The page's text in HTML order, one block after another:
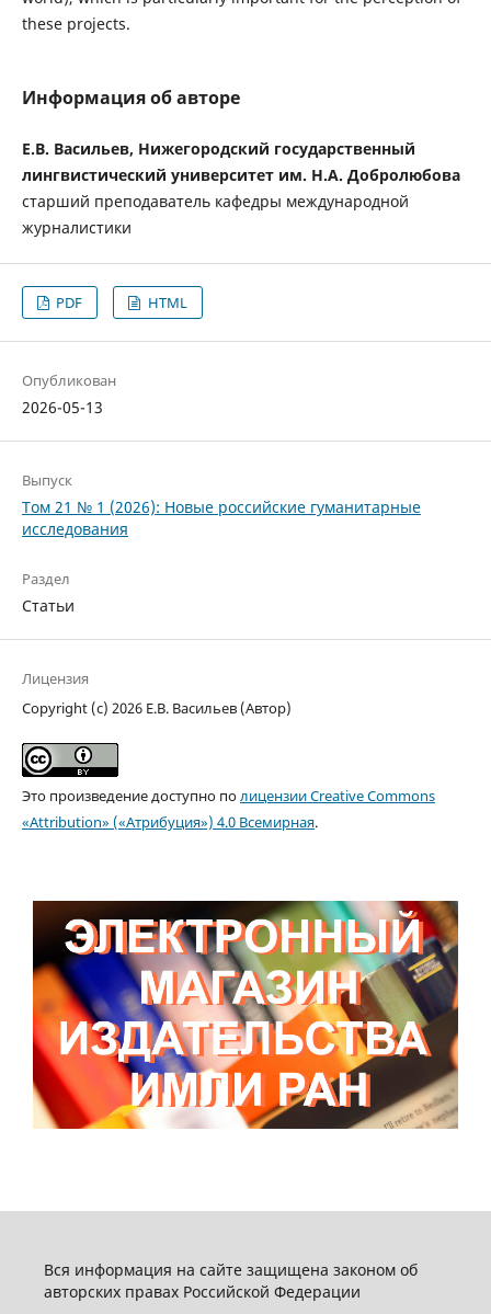
these projects.
Информация об авторе
Е.В. Васильев, Нижегородский государственный
лингвистический университет им. Н.А. Добролюбова
старший преподаватель кафедры международной
журналистики
PDF HTML
Опубликован
2026-05-13
Выпуск
Том 21 № 1 (2026): Новые российские гуманитарные
исследования
Раздел
Статьи
Лицензия
Copyright (c) 2026 Е.В. Васильев (Автор)
Это произведение доступно полицензии Creative Commons
«Attribution» («Атрибуция») 4.0 Всемирная.
Вся информация на сайте защищена законом об
авторских правах Российской Федерации